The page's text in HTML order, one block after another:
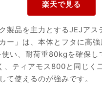
製品を主力とするJEJアス
ー」は、本体とフタに高
使い、耐荷重80kgを確保し
、ティアモス800と同じく
て使えるのが強みです。